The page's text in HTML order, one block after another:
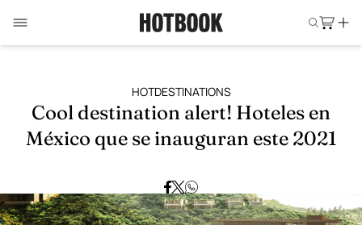
HOTDESTINATIONS
Cool destination alert! Hoteles en